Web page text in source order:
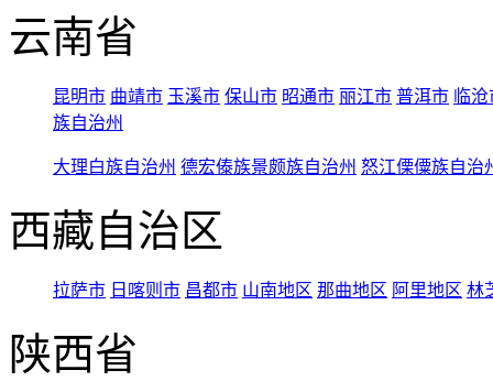
云南省
昆明市 曲靖市 玉溪市 保山市 昭通市 丽江市 普洱市 临
族自治州
大理白族自治州 德宏傣族景颇族自治州 怒江傈僳族自治
西藏自治区
拉萨市 日喀则市 昌都市 山南地区 那曲地区 阿里地区 林
陕西省